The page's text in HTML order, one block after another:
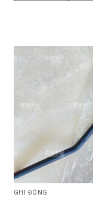
GHI ĐÔNG